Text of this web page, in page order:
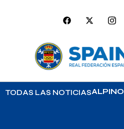
TODAS LAS NOTICIASALPINO